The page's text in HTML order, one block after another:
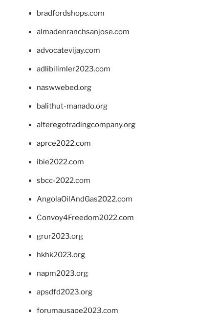
bradfordshops.com
almadenranchsanjose.com
advocatevijay.com
adlibilimler2023.com
naswwebed.org
balithut-manado.org
alteregotradingcompany.org
aprce2022.com
ibie2022.com
sbcc-2022.com
AngolaOilAndGas2022.com
Convoy4Freedom2022.com
grur2023.org
hkhk2023.org
napm2023.org
apsdfd2023.org
forumausape2023.com